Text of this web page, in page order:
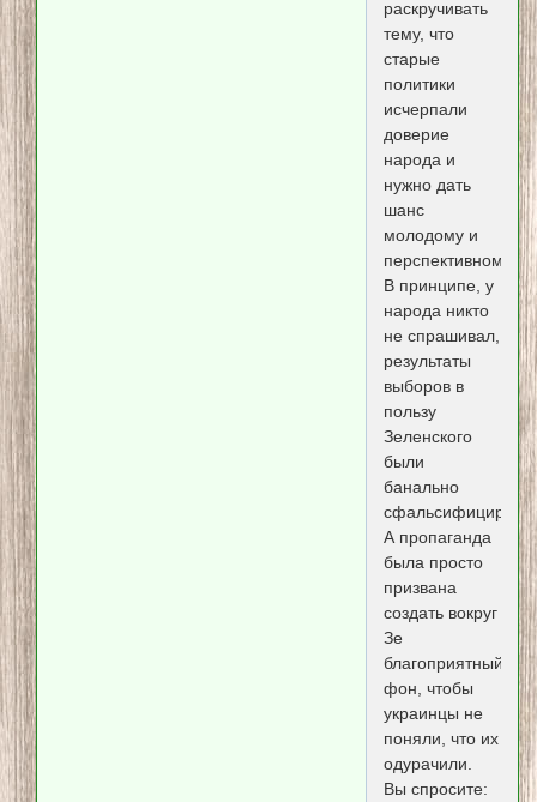
раскручивать
тему, что
старые
политики
исчерпали
доверие
народа и
нужно дать
шанс
молодому и
перспективному.
В принципе, у
народа никто
не спрашивал,
результаты
выборов в
пользу
Зеленского
были
банально
А пропаганда
была просто
призвана
создать вокруг
Зе
благоприятный
фон, чтобы
украинцы не
поняли, что их
одурачили.
Вы спросите: